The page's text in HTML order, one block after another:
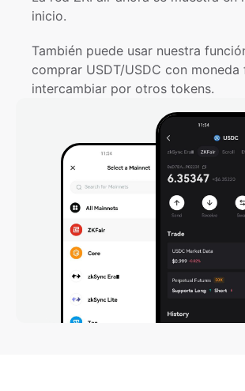
inicio.
También puede usar nuestra
comprar USDT/USDC con
intercambiar por otros tokens.